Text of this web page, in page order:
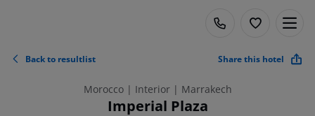
Back to resultlist Share this hotel
Morocco | Interior | Marrakech
Imperial Plaza